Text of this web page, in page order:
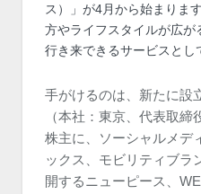
ス）」が4月から始まりま
方やライフスタイルが広が
行き来できるサービスとし
手がけるのは、新たに設
（本社：東京、代表取締
株主に、ソーシャルメデ
ックス、モビリティブラ
開するニューピース、